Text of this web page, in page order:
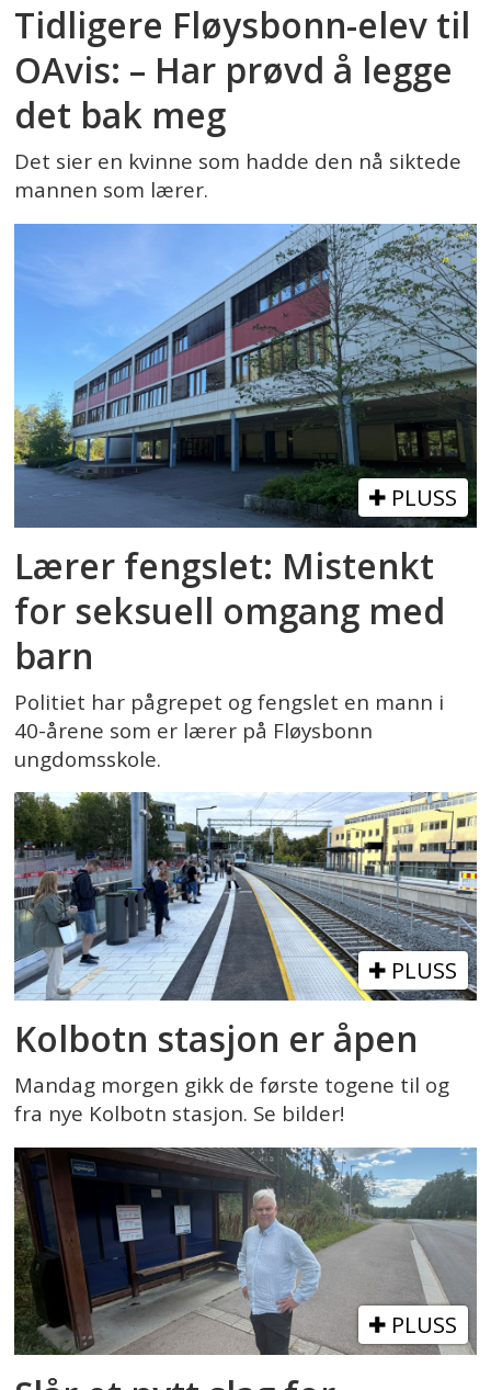
Tidligere Fløysbonn-elev til
OAvis: – Har prøvd å legge
det bak meg
Det sier en kvinne som hadde den nå siktede
mannen som lærer.
PLUSS
Lærer fengslet: Mistenkt
for seksuell omgang med
barn
Politiet har pågrepet og fengslet en mann i
40-årene som er lærer på Fløysbonn
ungdomsskole.
PLUSS
Kolbotn stasjon er åpen
Mandag morgen gikk de første togene til og
fra nye Kolbotn stasjon. Se bilder!
PLUSS